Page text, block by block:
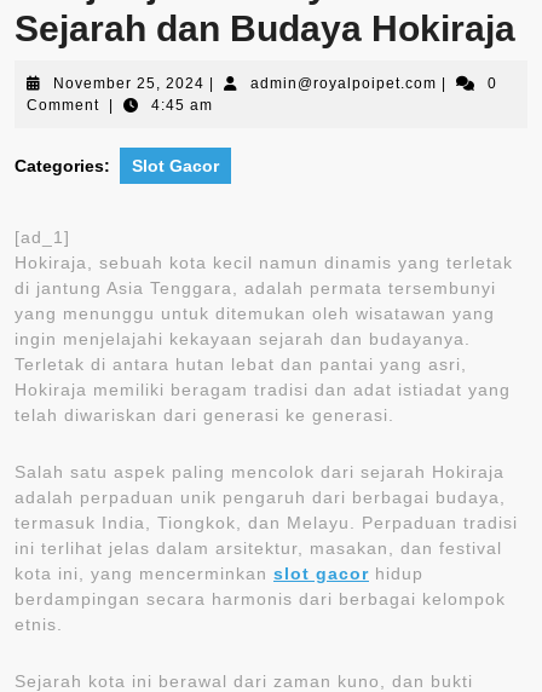
Sejarah dan Budaya Hokiraja
November 25, 2024 November
25,
admin@royalpoipet.com
0
Comment
4:45 am
Categories: Slot Gacor
[ad_1]
Hokiraja, sebuah kota kecil namun dinamis yang terletak
di jantung Asia Tenggara, adalah permata tersembunyi
yang menunggu untuk ditemukan oleh wisatawan yang
ingin menjelajahi kekayaan sejarah dan budayanya.
Terletak di antara hutan lebat dan pantai yang asri,
Hokiraja memiliki beragam tradisi dan adat istiadat yang
telah diwariskan dari generasi ke generasi.
Salah satu aspek paling mencolok dari sejarah Hokiraja
adalah perpaduan unik pengaruh dari berbagai budaya,
termasuk India, Tiongkok, dan Melayu. Perpaduan tradisi
ini terlihat jelas dalam arsitektur, masakan, dan festival
kota ini, yang mencerminkan slot gacor hidup
berdampingan secara harmonis dari berbagai kelompok
etnis.
Sejarah kota ini berawal dari zaman kuno, dan bukti